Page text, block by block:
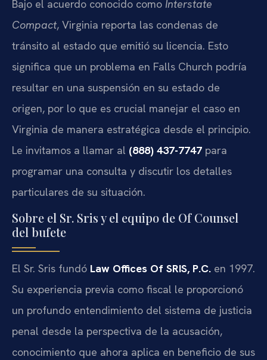
Bajo el acuerdo conocido como Interstate
Compact, Virginia reporta las condenas de
tránsito al estado que emitió su licencia. Esto
significa que un problema en Falls Church podría
resultar en una suspensión en su estado de
origen, por lo que es crucial manejar el caso en
Virginia de manera estratégica desde el principio.
Le invitamos a llamar al (888) 437-7747 para
programar una consulta y discutir los detalles
particulares de su situación.
Sobre el Sr. Sris y el equipo de Of Counsel
del bufete
El Sr. Sris fundó Law Offices Of SRIS, P.C. en 1997.
Su experiencia previa como fiscal le proporcionó
un profundo entendimiento del sistema de justicia
penal desde la perspectiva de la acusación,
conocimiento que ahora aplica en beneficio de sus